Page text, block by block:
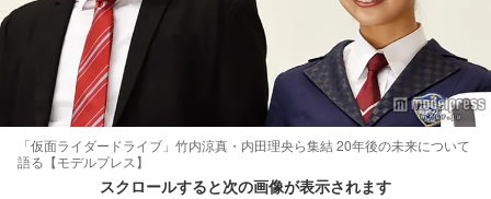
「仮面ライダードライブ」竹内涼真・内田理央ら集結 20年後の未来について
語る【モデルプレス】
スクロールすると次の画像が表示されます